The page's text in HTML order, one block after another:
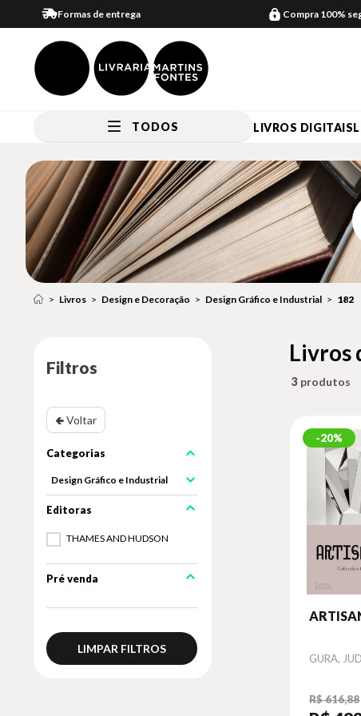
Formas de entrega Compra 100%
TODOS LIVROS DIGITAIS
Livros Design e Decoração Design Gráfico e Industrial 182
Filtros
🢀 Voltar
Design Gráfico e Industrial
THAMES AND HUDSON
Pré venda
LIMPAR FILTROS
Livros
3
20%
Autor
GURA,
R$ 616,88